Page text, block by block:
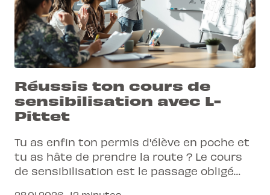
Réussis ton cours de
sensibilisation avec L-
Pittet
Tu as enfin ton permis d'élève en poche et
tu as hâte de prendre la route ? Le cours
de sensibilisation est le passage obligé